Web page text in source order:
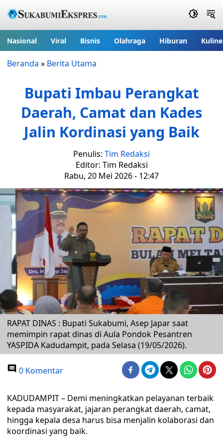
Nasional Viral Bisnis Olahraga Hiburan
Beranda » Berita Utama
Bupati Imbau Perangkat
Daerah, Camat dan Kades
Jalin Kordinasi yang Baik
Penulis: Tim Redaksi
Editor: Tim Redaksi
Rabu, 20 Mei 2026 - 12:47
RAPAT DINAS : Bupati Sukabumi, Asep Japar saat
memimpin rapat dinas di Aula Pondok Pesantren
YASPIDA Kadudampit, pada Selasa (19/05/2026).
0 Komentar
KADUDAMPIT – Demi meningkatkan pelayanan terbaik
kepada masyarakat, jajaran perangkat daerah, camat,
hingga kepala desa harus bisa menjalin kolaborasi dan
koordinasi yang baik.